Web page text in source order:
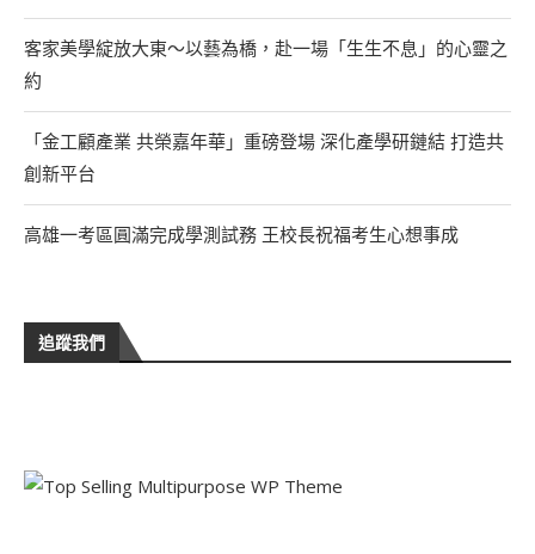
客家美學綻放大東～以藝為橋，赴一場「生生不息」的心靈之
約
「金工顧產業 共榮嘉年華」重磅登場 深化產學研鏈結 打造共
創新平台
高雄一考區圓滿完成學測試務 王校長祝福考生心想事成
追蹤我們